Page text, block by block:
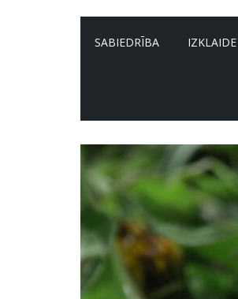
SABIEDRĪBA IZKLAIDE